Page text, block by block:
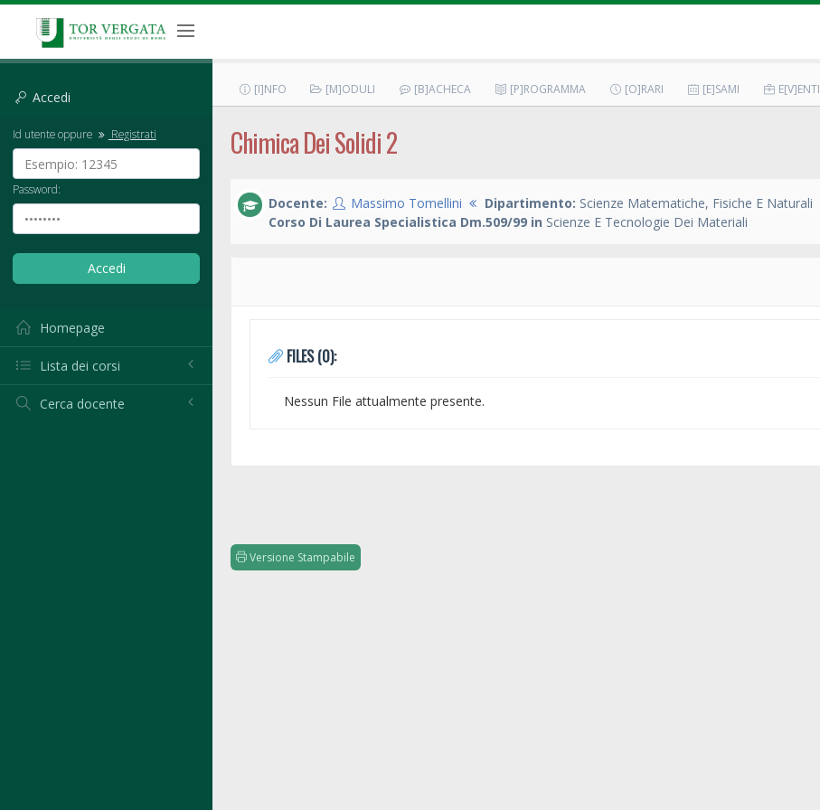
Accedi
Id utente oppure Registrati
Password:
Homepage
Lista dei corsi
Cerca docente
[I]NFO [M]ODULI [B]ACHECA [P]ROGRAMMA [O]RARI [E]SAMI E[V]ENTI
Chimica Dei Solidi 2
Docente: Massimo Tomellini Dipartimento: Scienze Matematiche, Fisiche E Naturali
Corso Di Laurea Specialistica Dm.509/99 in Scienze E Tecnologie Dei Materiali
FILES (0):
Nessun File attualmente presente.
Versione Stampabile